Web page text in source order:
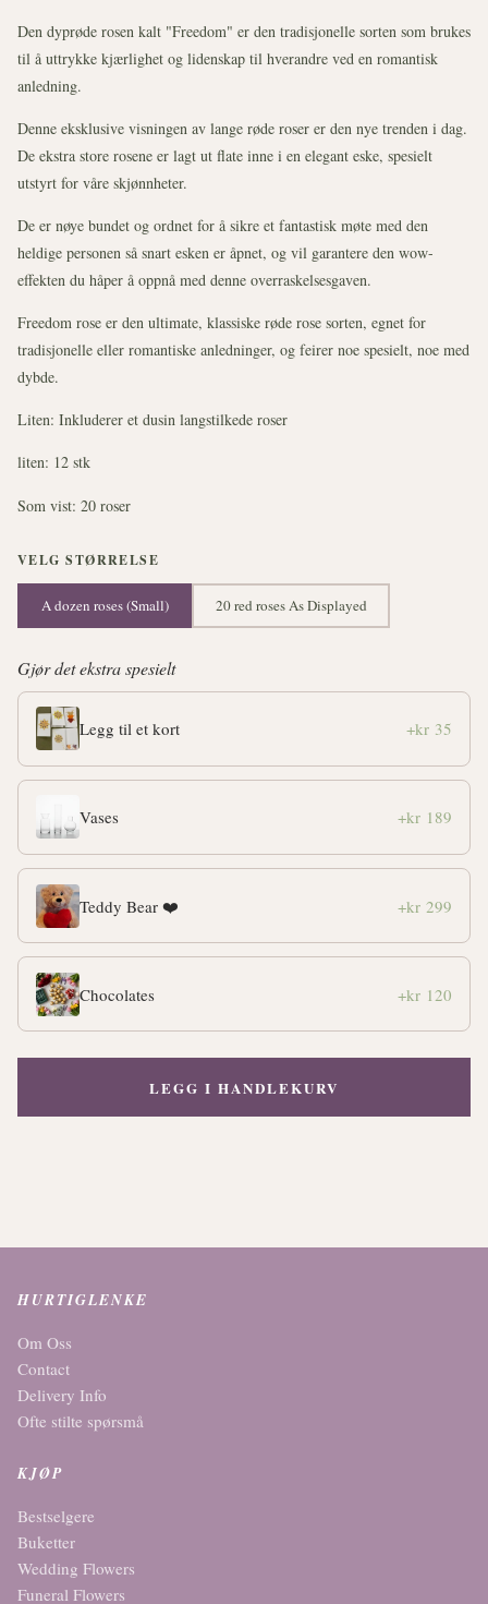
Den dyprøde rosen kalt "Freedom" er den tradisjonelle sorten som brukes
til å uttrykke kjærlighet og lidenskap til hverandre ved en romantisk
anledning.
Denne eksklusive visningen av lange røde roser er den nye trenden i dag.
De ekstra store rosene er lagt ut flate inne i en elegant eske, spesielt
utstyrt for våre skjønnheter.
De er nøye bundet og ordnet for å sikre et fantastisk møte med den
heldige personen så snart esken er åpnet, og vil garantere den wow-
effekten du håper å oppnå med denne overraskelsesgaven.
Freedom rose er den ultimate, klassiske røde rose sorten, egnet for
tradisjonelle eller romantiske anledninger, og feirer noe spesielt, noe med
dybde.
Liten: Inkluderer et dusin langstilkede roser
liten: 12 stk
Som vist: 20 roser
VELG STØRRELSE
A dozen roses (Small) 20 red roses As Displayed
Gjør det ekstra spesielt
Legg til et kort +kr 35
Vases +kr 189
Teddy Bear ❤️ +kr 299
Chocolates +kr 120
LEGG I HANDLEKURV
HURTIGLENKE
Om Oss
Contact
Delivery Info
Ofte stilte spørsmå
KJØP
Bestselgere
Buketter
Wedding Flowers
Funeral Flowers